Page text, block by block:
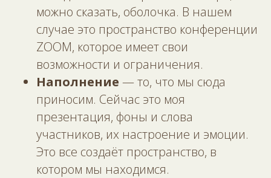
можно сказать, оболочка. В нашем
случае это пространство конференции
ZOOM, которое имеет свои
возможности и ограничения.
Наполнение — то, что мы сюда
приносим. Сейчас это моя
презентация, фоны и слова
участников, их настроение и эмоции.
Это все создаёт пространство, в
котором мы находимся.